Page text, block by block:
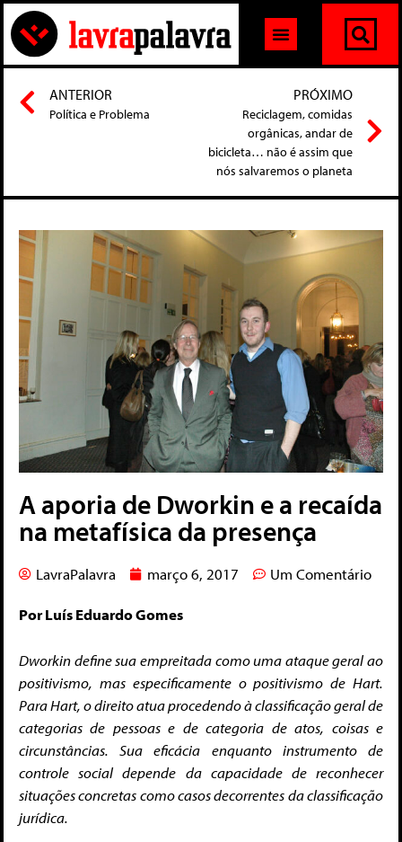
ANTERIOR
Política e Problema
PRÓXIMO
Reciclagem, comidas
orgânicas, andar de
bicicleta… não é assim que
nós salvaremos o planeta
A aporia de Dworkin e a recaída
na metafísica da presença
LavraPalavra março 6, 2017 Um Comentário
Por Luís Eduardo Gomes
Dworkin define sua empreitada como uma ataque geral ao
positivismo, mas especificamente o positivismo de Hart.
Para Hart, o direito atua procedendo à classificação geral de
categorias de pessoas e de categoria de atos, coisas e
circunstâncias. Sua eficácia enquanto instrumento de
controle social depende da capacidade de reconhecer
situações concretas como casos decorrentes da classificação
jurídica.